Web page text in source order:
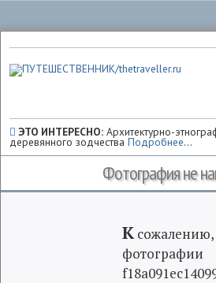
ЭТО ИНТЕРЕСНО: Архитектурно-
деревянного зодчестваПодробнее...
Фотография не
К
фотографии